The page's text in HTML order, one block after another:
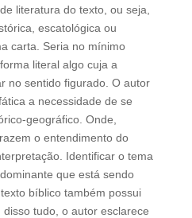
literatura do texto, ou seja,
escatológica ou
carta. Seria no mínimo
literal algo cuja a
no sentido figurado. O autor
a necessidade de se
geográfico. Onde,
o entendimento do
Identificar o tema
que está sendo
bíblico também possui
tudo, o autor esclarece